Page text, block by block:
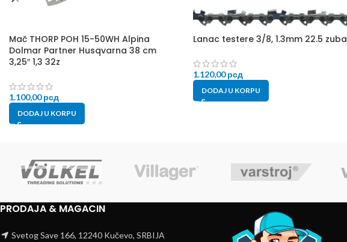
Mač THORP POH 15-50WH Alpina
Dolmar Partner Husqvarna 38 cm
3,25″ 1,3 32z
1.100,00рсд
DODAJ U KORPU
Lanac testere 3/8, 1.3mm 22.5 zuba
1.120,00рсд
DODAJ U KORPU
PRODAJA & MAGACIN
Svetog Save 166, 12240 Kučevo, SRBIJA